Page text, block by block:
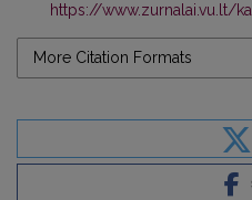
https://www.zurnalai.vu.lt/
More Citation Formats